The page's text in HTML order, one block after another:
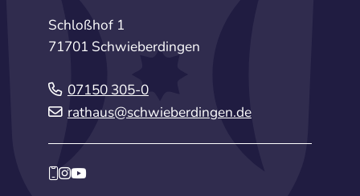
Schloßhof 1
71701 Schwieberdingen
07150 305-0
rathaus@schwieberdingen.de